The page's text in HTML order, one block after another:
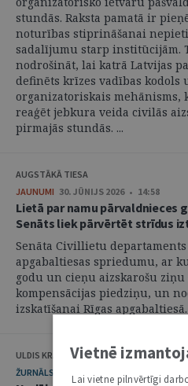
stundās. Raksta pamatā ir
noturības stiprināšanai
sadalījumu starp institūcijām.
nodrošināt, lai katrā Latvijas
definēts krīzes vadības kodols
organizatoriskais
reaģēt jebkura veida civilās
pirmajās stundās. ...
AUGSTĀKĀ TIESA
JAUNUMI 30. JŪNIJS 2026 • 14:58
Lietā par namu pārvaldnieces
Senāts liek pārvērtēt strīdus
Senāta Civillietu
apgabaltiesas spriedumu, ar
godu un cieņu aizskarošu
kompensācijas piedziņu, un
izskatīšanai Rīgas
ULDIS KRASTIŅŠ
ŽURNĀLS
Vietnē
Lai vietne pilnvērtīgi